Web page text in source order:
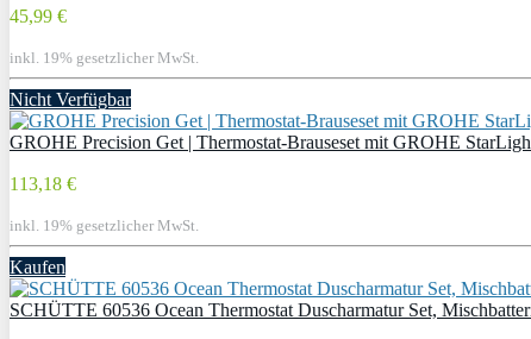
45,99 €
inkl. 19% gesetzlicher MwSt.
Nicht Verfügbar
GROHE Precision Get | Thermostat-Brauseset mit GROHE
113,18 €
inkl. 19% gesetzlicher MwSt.
Kaufen
SCHÜTTE 60536 Ocean Thermostat Duscharmatur Set,